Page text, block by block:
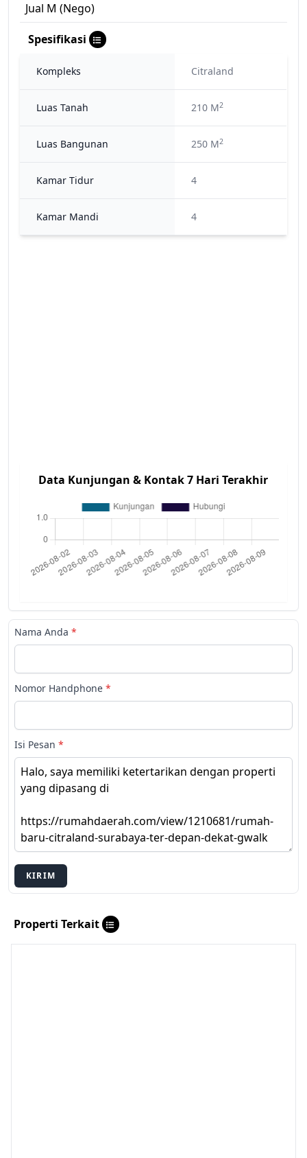
Jual M (Nego)
Spesifikasi
Kompleks Citraland
Luas Tanah 210 M2
Luas Bangunan 250 M2
Kamar Tidur 4
Kamar Mandi 4
Data Kunjungan & Kontak 7 Hari Terakhir
Nama Anda *
Nomor Handphone *
Isi Pesan *
KIRIM
Properti Terkait